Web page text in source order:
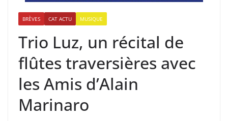
BRÈVES CAT ACTU MUSIQUE
Trio Luz, un récital de
flûtes traversières avec
les Amis d’Alain
Marinaro